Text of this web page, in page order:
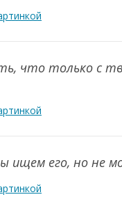
что только с
ищем его, но не